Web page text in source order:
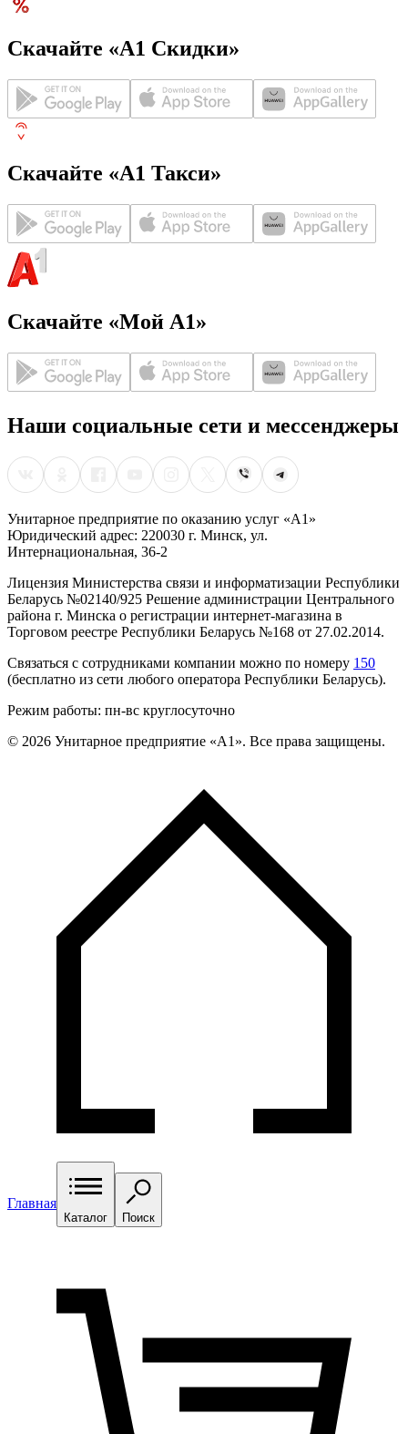
Скачайте «А1 Скидки»
Скачайте «А1 Такси»
Скачайте «Мой А1»
Наши социальные сети и мессенджеры
Унитарное предприятие по оказанию услуг «А1»
Юридический адрес: 220030 г. Минск, ул.
Интернациональная, 36-2
Лицензия Министерства связи и информатизации Республики
Беларусь №02140/925 Решение администрации Центрального
района г. Минска о регистрации интернет-магазина в
Торговом реестре Республики Беларусь №168 от 27.02.2014.
Связаться с сотрудниками компании можно по номеру 150
(бесплатно из сети любого оператора Республики Беларусь).
Режим работы: пн-вс круглосуточно
© 2026 Унитарное предприятие «А1». Все права защищены.
Главная
Каталог Поиск